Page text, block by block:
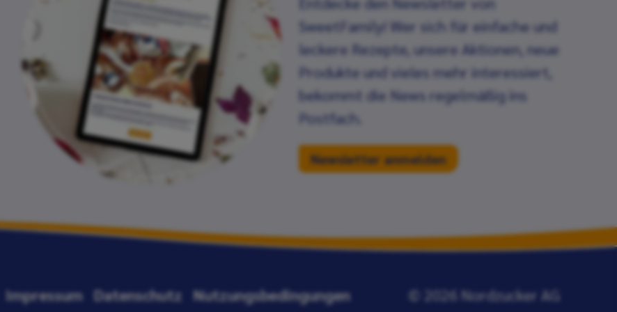
SweetFamily! Wer sich für einfache und
leckere Rezepte, unsere Aktionen, neue
Produkte und vieles mehr interessiert,
bekommt die News regelmäßig ins
Postfach.
Newsletter anmelden
Impressum Datenschutz Nutzungsbedingungen © 2026 Nordzucker AG